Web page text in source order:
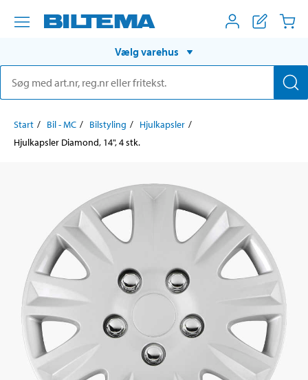
Vælg varehus
Start Bil - MC Bilstyling
Hjulkapsler
Hjulkapsler Diamond, 14", 4 stk.